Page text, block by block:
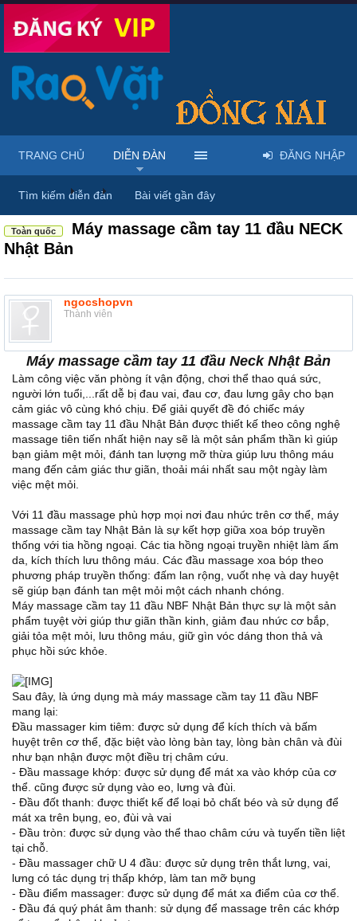
Diễn đàn ... Rao vặt tổng hợp - Uy tín - Miễn phí
Toàn quốc
Máy massage cầm tay 11 đầu NECK
Nhật Bản
ngocshopvn
Thành viên
Máy massage cầm tay 11 đầu Neck Nhật Bản
Làm công việc văn phòng ít vận động, chơi thể thao quá sức,
người lớn tuổi,...rất dễ bị đau vai, đau cơ, đau lưng gây cho bạn
cảm giác vô cùng khó chịu. Để giải quyết đề đó chiếc máy
massage cầm tay 11 đầu Nhật Bản được thiết kế theo công nghệ
massage tiên tiến nhất hiện nay sẽ là một sản phẩm thần kì giúp
bạn giảm mệt mỏi, đánh tan lượng mỡ thừa giúp lưu thông máu
mang đến cảm giác thư giãn, thoải mái nhất sau một ngày làm
việc mệt mỏi.
Với 11 đầu massage phù hợp mọi nơi đau nhức trên cơ thể, máy
massage cầm tay Nhật Bản là sự kết hợp giữa xoa bóp truyền
thống với tia hồng ngoại. Các tia hồng ngoại truyền nhiệt làm ấm
da, kích thích lưu thông máu. Các đầu massage xoa bóp theo
phương pháp truyền thống: đấm lan rộng, vuốt nhẹ và day huyệt
sẽ giúp bạn đánh tan mệt mỏi một cách nhanh chóng.
Máy massage cầm tay 11 đầu NBF Nhật Bản thực sự là một sản
phẩm tuyệt vời giúp thư giãn thần kinh, giảm đau nhức cơ bắp,
giải tỏa mệt mỏi, lưu thông máu, giữ gìn vóc dáng thon thả và
phục hồi sức khỏe.
Sau đây, là ứng dụng mà máy massage cầm tay 11 đầu NBF
mang lại:
Đầu massager kim tiêm: được sử dụng để kích thích và bấm
huyệt trên cơ thể, đặc biệt vào lòng bàn tay, lòng bàn chân và đùi
như bạn nhận được một điều trị châm cứu.
- Đầu massage khớp: được sử dụng để mát xa vào khớp của cơ
thể. cũng được sử dụng vào eo, lưng và đùi.
- Đầu đốt thanh: được thiết kế để loại bỏ chất béo và sử dụng để
mát xa trên bụng, eo, đùi và vai
- Đầu tròn: được sử dụng vào thể thao châm cứu và tuyến tiền liệt
tại chỗ.
- Đầu massager chữ U 4 đầu: được sử dụng trên thắt lưng, vai,
lưng có tác dụng trị thấp khớp, làm tan mỡ bụng
- Đầu điểm massager: được sử dụng để mát xa điểm của cơ thể.
- Đầu đá quý phát âm thanh: sử dụng để massage trên các khớp
TRANG CHỦ DIỄN ĐÀN
Tìm kiếm diễn đàn Bài viết gần đây
ĐĂNG NHẬP